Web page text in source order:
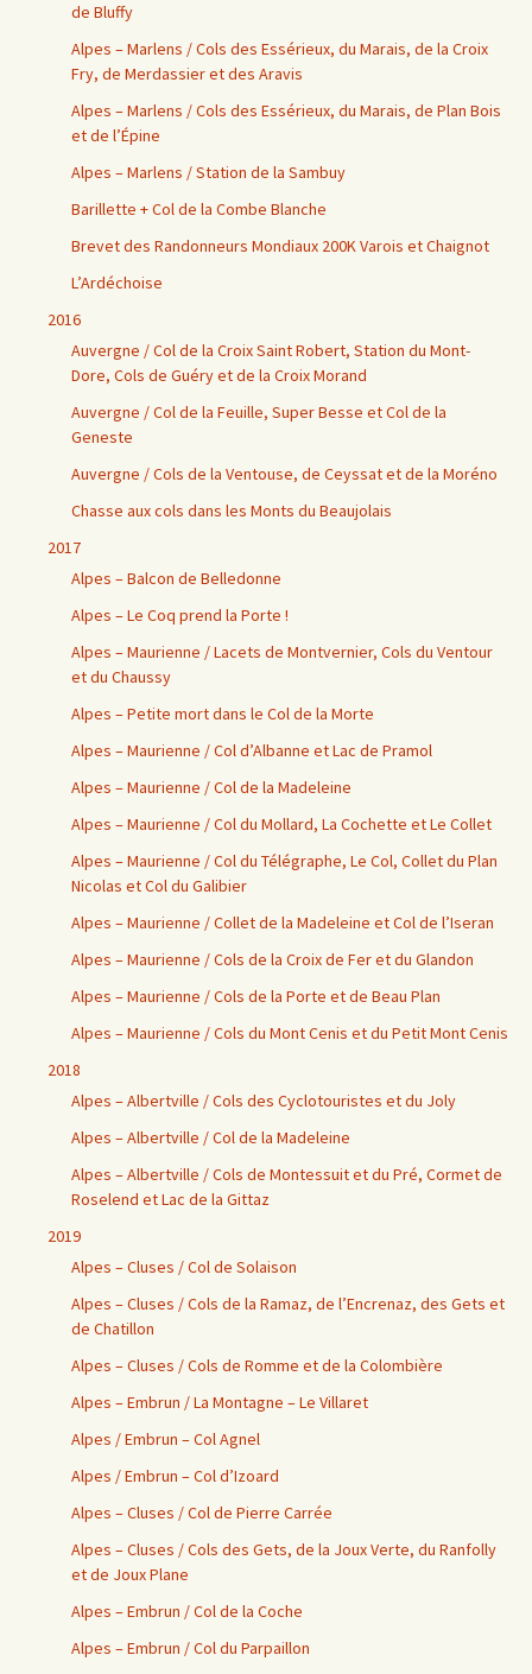
de Bluffy
Alpes – Marlens / Cols des Essérieux, du Marais, de la Croix
Fry, de Merdassier et des Aravis
Alpes – Marlens / Cols des Essérieux, du Marais, de Plan Bois
et de l’Épine
Alpes – Marlens / Station de la Sambuy
Barillette + Col de la Combe Blanche
Brevet des Randonneurs Mondiaux 200K Varois et Chaignot
L’Ardéchoise
2016
Auvergne / Col de la Croix Saint Robert, Station du Mont-
Dore, Cols de Guéry et de la Croix Morand
Auvergne / Col de la Feuille, Super Besse et Col de la
Geneste
Auvergne / Cols de la Ventouse, de Ceyssat et de la Moréno
Chasse aux cols dans les Monts du Beaujolais
2017
Alpes – Balcon de Belledonne
Alpes – Le Coq prend la Porte !
Alpes – Maurienne / Lacets de Montvernier, Cols du Ventour
et du Chaussy
Alpes – Petite mort dans le Col de la Morte
Alpes – Maurienne / Col d’Albanne et Lac de Pramol
Alpes – Maurienne / Col de la Madeleine
Alpes – Maurienne / Col du Mollard, La Cochette et Le Collet
Alpes – Maurienne / Col du Télégraphe, Le Col, Collet du Plan
Nicolas et Col du Galibier
Alpes – Maurienne / Collet de la Madeleine et Col de l’Iseran
Alpes – Maurienne / Cols de la Croix de Fer et du Glandon
Alpes – Maurienne / Cols de la Porte et de Beau Plan
Alpes – Maurienne / Cols du Mont Cenis et du Petit Mont Cenis
2018
Alpes – Albertville / Cols des Cyclotouristes et du Joly
Alpes – Albertville / Col de la Madeleine
Alpes – Albertville / Cols de Montessuit et du Pré, Cormet de
Roselend et Lac de la Gittaz
2019
Alpes – Cluses / Col de Solaison
Alpes – Cluses / Cols de la Ramaz, de l’Encrenaz, des Gets et
de Chatillon
Alpes – Cluses / Cols de Romme et de la Colombière
Alpes – Embrun / La Montagne – Le Villaret
Alpes / Embrun – Col Agnel
Alpes / Embrun – Col d’Izoard
Alpes – Cluses / Col de Pierre Carrée
Alpes – Cluses / Cols des Gets, de la Joux Verte, du Ranfolly
et de Joux Plane
Alpes – Embrun / Col de la Coche
Alpes – Embrun / Col du Parpaillon